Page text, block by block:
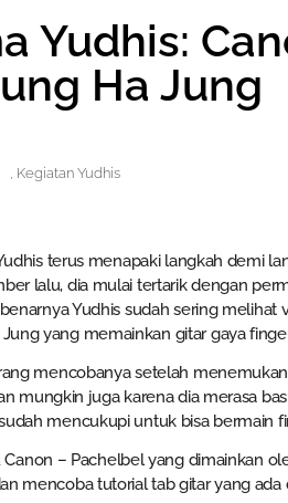
Yudhis:
Ha Jung
, Kegiatan Yudhis
terus menapaki langkah demi
lalu, dia mulai tertarik dengan
Yudhis sudah sering melihat
yang memainkan gitar gaya
mencobanya setelah
mungkin juga karena dia merasa
mencukupi untuk bisa bermain
– Pachelbel yang dimainkan
mencoba tutorial tab gitar yang ada